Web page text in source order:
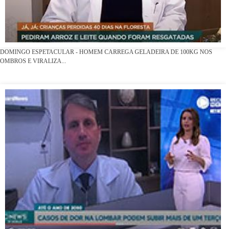
DOMINGO ESPETACULAR - HOMEM CARREGA GELADEIRA DE 100KG NOS
OMBROS E VIRALIZA...